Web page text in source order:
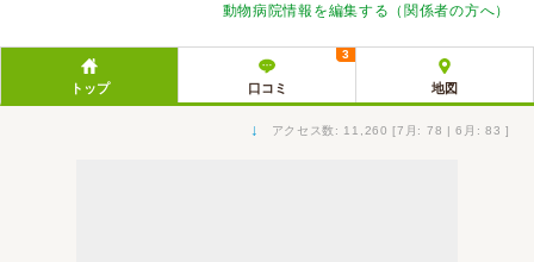
動物病院情報を編集する（関係者の方へ）
トップ 口コミ
3
地図
↓ アクセス数: 11,260 [7月: 78 | 6月: 83 ]